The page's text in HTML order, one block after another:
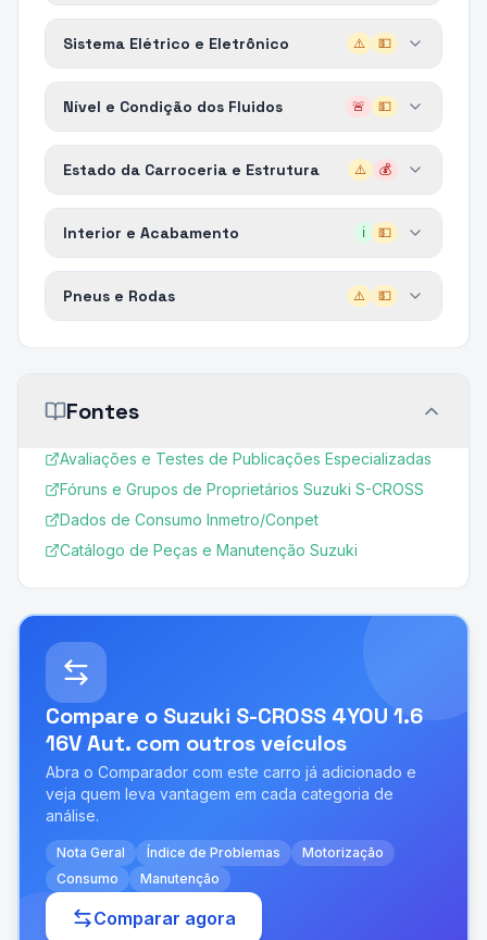
Sistema Elétrico e Eletrônico ⚠️ 💵
Nível e Condição dos Fluidos 🚨 💵
Estado da Carroceria e Estrutura ⚠️ 💰
Interior e Acabamento ℹ️ 💵
Pneus e Rodas ⚠️ 💵
Fontes
Avaliações e Testes de Publicações Especializadas
Fóruns e Grupos de Proprietários Suzuki S-CROSS
Dados de Consumo Inmetro/Conpet
Catálogo de Peças e Manutenção Suzuki
Compare o Suzuki S-CROSS 4YOU 1.6
16V Aut. com outros veículos
Abra o Comparador com este carro já adicionado e
veja quem leva vantagem em cada categoria de
análise.
Nota Geral Índice de Problemas
Motorização
Consumo
Manutenção
Comparar agora